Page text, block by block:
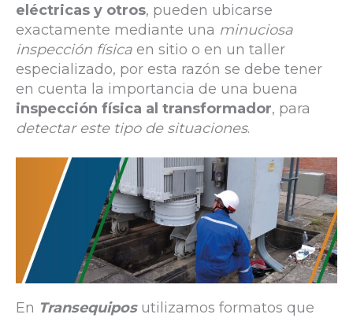
eléctricas y otros, pueden ubicarse
exactamente mediante una minuciosa
inspección física en sitio o en un taller
especializado, por esta razón se debe tener
en cuenta la importancia de una buena
inspección física al transformador, para
detectar este tipo de situaciones.
En Transequiposutilizamos formatos que